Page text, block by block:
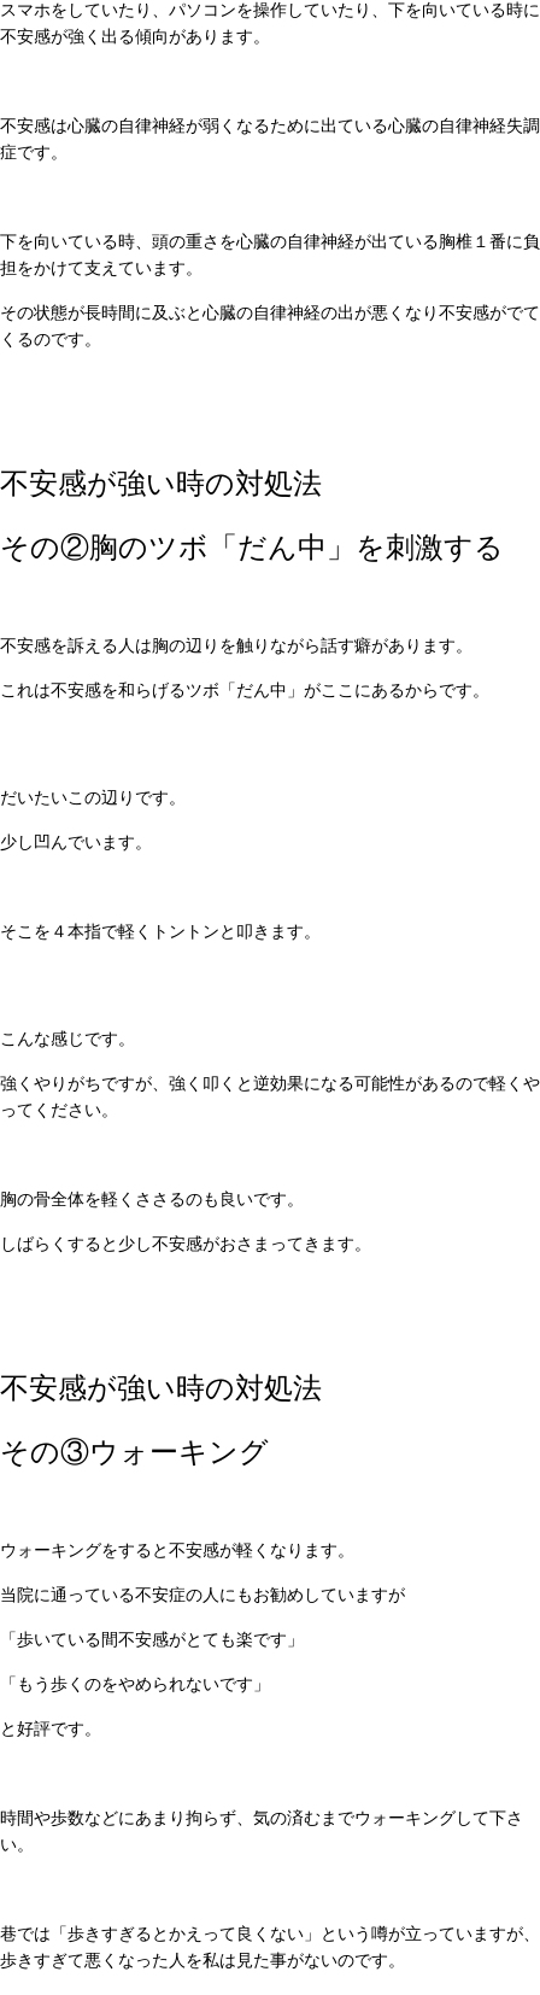
スマホをしていたり、パソコンを操作していたり、下を向いている時に
不安感が強く出る傾向があります。
不安感は心臓の自律神経が弱くなるために出ている心臓の自律神経失調
症です。
下を向いている時、頭の重さを心臓の自律神経が出ている胸椎１番に負
担をかけて支えています。
その状態が長時間に及ぶと心臓の自律神経の出が悪くなり不安感がでて
くるのです。
不安感が強い時の対処法
その②胸のツボ「だん中」を刺激する
不安感を訴える人は胸の辺りを触りながら話す癖があります。
これは不安感を和らげるツボ「だん中」がここにあるからです。
だいたいこの辺りです。
少し凹んでいます。
そこを４本指で軽くトントンと叩きます。
こんな感じです。
強くやりがちですが、強く叩くと逆効果になる可能性があるので軽くや
ってください。
胸の骨全体を軽くささるのも良いです。
しばらくすると少し不安感がおさまってきます。
不安感が強い時の対処法
その③ウォーキング
ウォーキングをすると不安感が軽くなります。
当院に通っている不安症の人にもお勧めしていますが
「歩いている間不安感がとても楽です」
「もう歩くのをやめられないです」
と好評です。
時間や歩数などにあまり拘らず、気の済むまでウォーキングして下さ
い。
巷では「歩きすぎるとかえって良くない」という噂が立っていますが、
歩きすぎて悪くなった人を私は見た事がないのです。